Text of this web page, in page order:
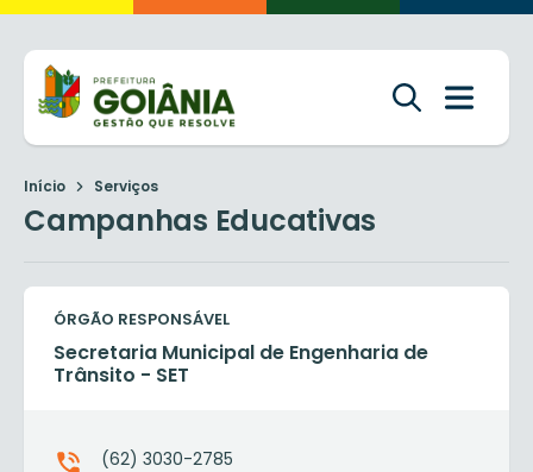
Início Serviços
Campanhas Educativas
ÓRGÃO RESPONSÁVEL
Secretaria Municipal de Engenharia de
Trânsito - SET
(62) 3030-2785